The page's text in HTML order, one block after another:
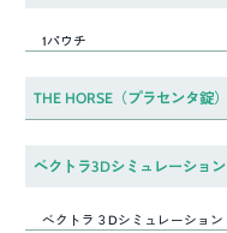
1パウチ
THE HORSE（プラセンタ錠）
ベクトラ3Dシミュレーション
ベクトラ３Dシミュレーション